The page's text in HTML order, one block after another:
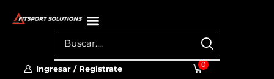
Ingresar / Registrate 0